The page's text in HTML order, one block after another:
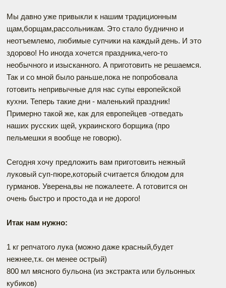
Мы давно уже привыкли к нашим традиционным
щам,борщам,рассольникам. Это стало буднично и
неотъемлемо, любимые супчики на каждый день. И это
здорово! Но иногда хочется праздника,чего-то
необычного и изысканного. А приготовить не решаемся.
Так и со мной было раньше,пока не попробовала
готовить непривычные для нас супы европейской
кухни. Теперь такие дни - маленький праздник!
Примерно такой же, как для европейцев -отведать
наших русских щей, украинского борщика (про
пельмешки я вообще не говорю).
Сегодня хочу предложить вам приготовить нежный
луковый суп-пюре,который считается блюдом для
гурманов. Уверена,вы не пожалеете. А готовится он
очень быстро и просто,да и не дорого!
Итак нам нужно:
1 кг репчатого лука (можно даже красный,будет
нежнее,т.к. он менее острый)
800 мл мясного бульона (из экстракта или бульонных
кубиков)